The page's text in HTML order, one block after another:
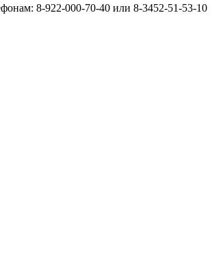
8-922-000-70-40 или 8-3452-51-53-10